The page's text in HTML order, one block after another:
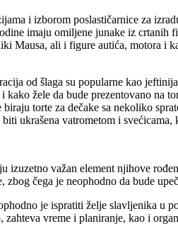
i izborom poslastičarnice za
imaju omiljene junake iz crtanih
Mausa, ali i figure autića, motora i
od šlaga su popularne kao
i kako žele da bude prezentovano na
torte za dečake sa nekoliko
biti ukrašena vatrometom i
izuzetno važan element njihove
zbog čega je neophodno da bude
je ispratiti želje slavljenika u
zahteva vreme i planiranje, kao i